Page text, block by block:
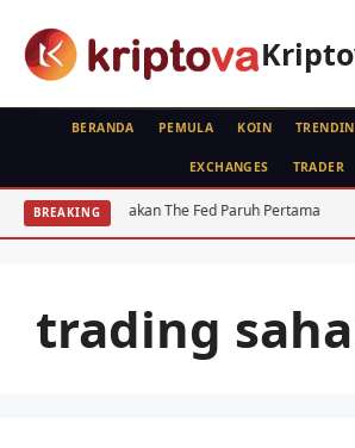
BERANDA PEMULA KOIN
EXCHANGES TRADER
BREAKING
Kebijakan The Fed Paruh Pertama
trading